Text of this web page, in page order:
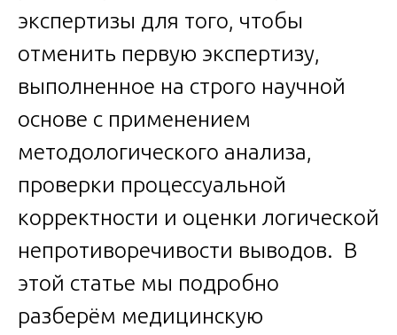
экспертизы для того, чтобы
отменить первую экспертизу,
выполненное на строго научной
основе с применением
методологического анализа,
проверки процессуальной
корректности и оценки логической
непротиворечивости выводов. В
этой статье мы подробно
разберём медицинскую